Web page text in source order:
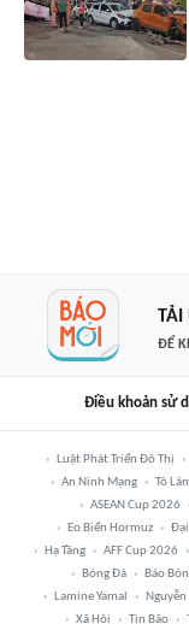
TẢI
ĐỂ
Điều khoản sử
Luật Phát Triển Đô Thị
An Ninh Mạng
Tô
ASEAN Cup 2026
Eo Biển Hormuz
Đại
Hạ Tầng
AFF Cup 2026
Bóng Đá
Báo
Lamine Yamal
Nguyễn
Xã Hội
Tin Bão